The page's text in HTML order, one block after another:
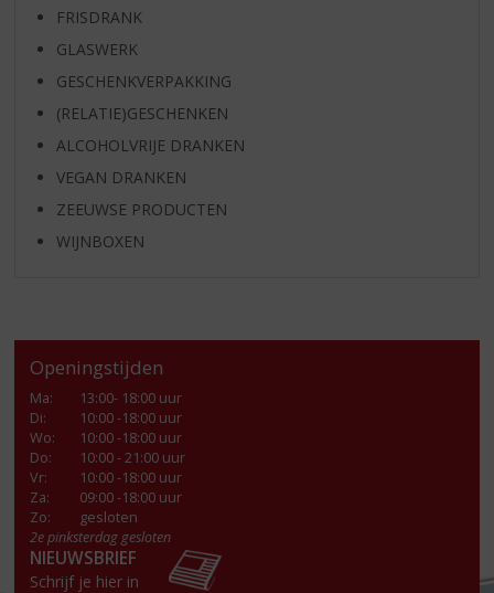
FRISDRANK
GLASWERK
GESCHENKVERPAKKING
(RELATIE)GESCHENKEN
ALCOHOLVRIJE DRANKEN
VEGAN DRANKEN
ZEEUWSE PRODUCTEN
WIJNBOXEN
Openingstijden
Ma:
13:00- 18:00 uur
Di:
10:00 -18:00 uur
Wo:
10:00 -18:00 uur
Do:
10:00 - 21:00 uur
Vr:
10:00 -18:00 uur
Za:
09:00 -18:00 uur
Zo:
gesloten
2e pinksterdag gesloten
NIEUWSBRIEF
Schrijf je hier in